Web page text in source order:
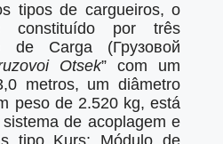
tipos de cargueiros, o
constituído por três
de Carga (Грузовой
Otsek” com um
metros, um diâmetro
peso de 2.520 kg, está
de acoplagem e